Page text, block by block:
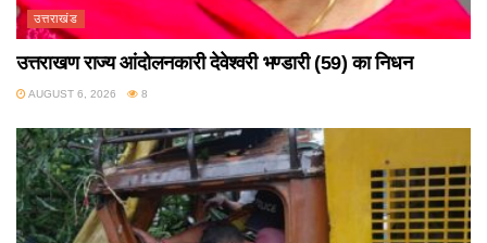
उत्तराखंड
उत्तराखण राज्य आंदोलनकारी देवेश्वरी भण्डारी (59) का निधन
AUGUST 6, 2026 8